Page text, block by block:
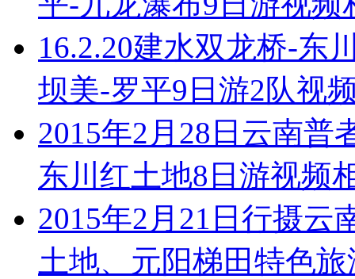
16.2.20建水双龙桥-东
坝美-罗平9日游2队视
2015年2月28日云南普
东川红土地8日游视频
2015年2月21日行摄云
土地、元阳梯田特色